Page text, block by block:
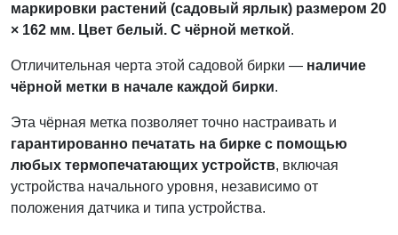
маркировки растений (садовый ярлык) размером 20
× 162 мм. Цвет белый. С чёрной меткой.
Отличительная черта этой садовой бирки — наличие
чёрной метки в начале каждой бирки.
Эта чёрная метка позволяет точно настраивать и
гарантированно печатать на бирке с помощью
любых термопечатающих устройств, включая
устройства начального уровня, независимо от
положения датчика и типа устройства.